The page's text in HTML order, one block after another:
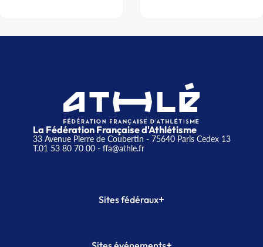
La Fédération Française d'Athlétisme
33 Avenue Pierre de Coubertin - 75640 Paris Cedex 13
T.01 53 80 70 00- ffa@athle.fr
Sites fédéraux+